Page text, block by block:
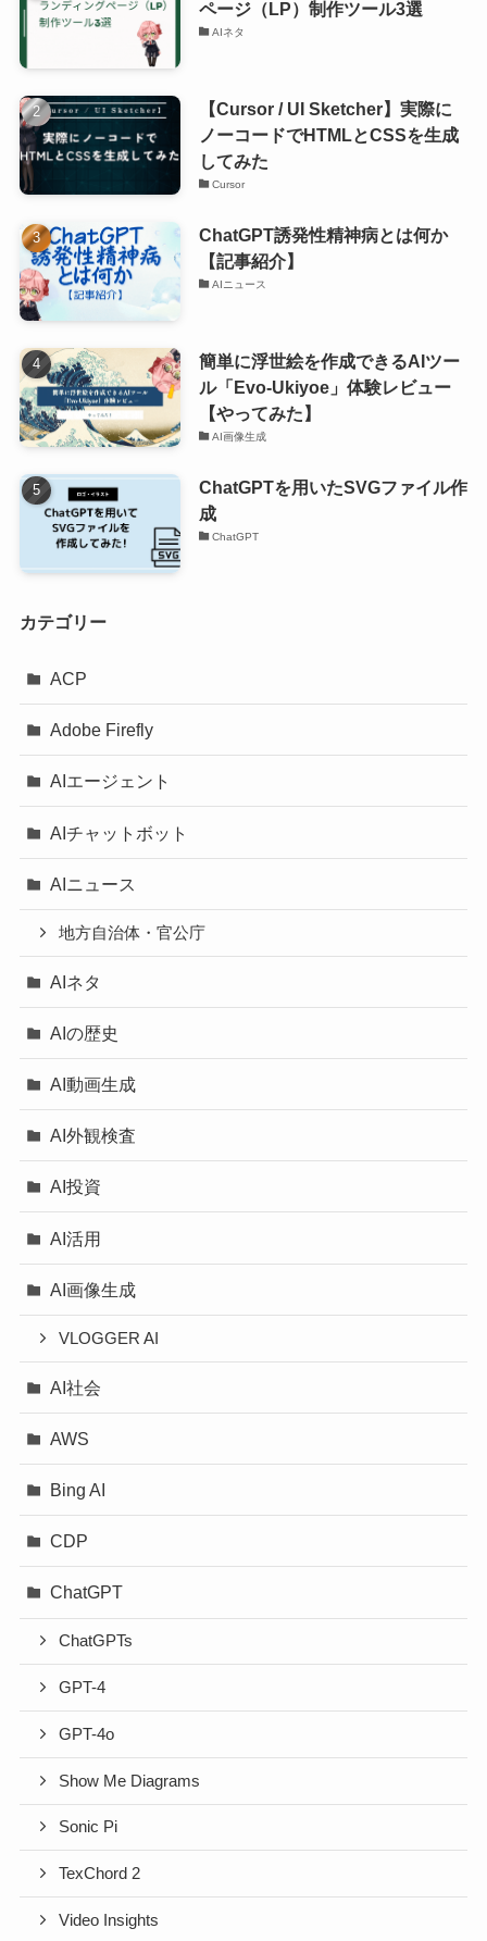
ページ（LP）制作ツール3選
AIネタ
【Cursor / UI Sketcher】実際に
ノーコードでHTMLとCSSを生成
してみた
Cursor
ChatGPT誘発性精神病とは何か
【記事紹介】
AIニュース
簡単に浮世絵を作成できるAIツー
ル「Evo-Ukiyoe」体験レビュー
【やってみた】
AI画像生成
ChatGPTを用いたSVGファイル作
成
ChatGPT
カテゴリー
ACP
Adobe Firefly
AIエージェント
AIチャットボット
AIニュース
地方自治体・官公庁
AIネタ
AIの歴史
AI動画生成
AI外観検査
AI投資
AI活用
AI画像生成
VLOGGER AI
AI社会
AWS
Bing AI
CDP
ChatGPT
ChatGPTs
GPT-4
GPT-4o
Show Me Diagrams
Sonic Pi
TexChord 2
Video Insights